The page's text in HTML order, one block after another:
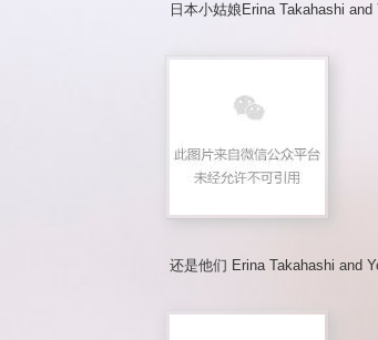
日本小姑娘Erina Takahashi
还是他们 Erina Takahashi and